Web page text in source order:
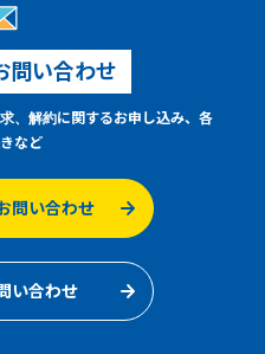
問い合わせ
、解約に関するお申し込み、各
など
問い合わせ
い合わせ